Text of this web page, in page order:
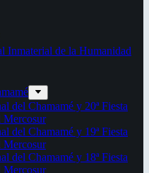
Inmaterial de la Humanidad
del Chamamé y 20ª Fiesta
Mercosur
del Chamamé y 19ª Fiesta
Mercosur
del Chamamé y 18ª Fiesta
Mercosur